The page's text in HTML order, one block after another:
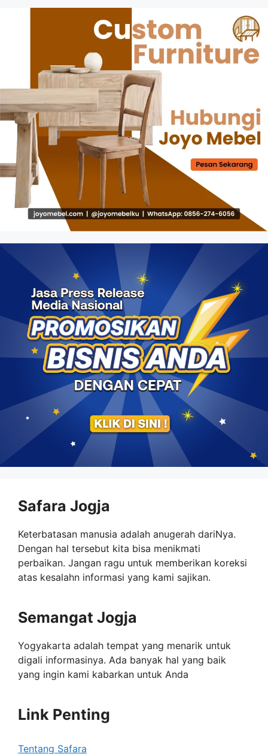
Safara Jogja
Keterbatasan manusia adalah anugerah dariNya.
Dengan hal tersebut kita bisa menikmati
perbaikan. Jangan ragu untuk memberikan koreksi
atas kesalahn informasi yang kami sajikan.
Semangat Jogja
Yogyakarta adalah tempat yang menarik untuk
digali informasinya. Ada banyak hal yang baik
yang ingin kami kabarkan untuk Anda
Link Penting
Tentang Safara